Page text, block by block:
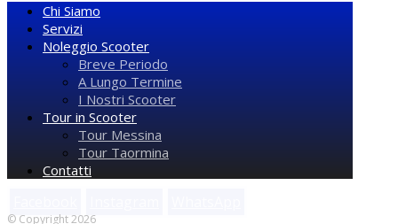
Chi Siamo
Servizi
Noleggio Scooter
Breve Periodo
A Lungo Termine
I Nostri Scooter
Tour in Scooter
Tour Messina
Tour Taormina
Contatti
© Copyright 2026